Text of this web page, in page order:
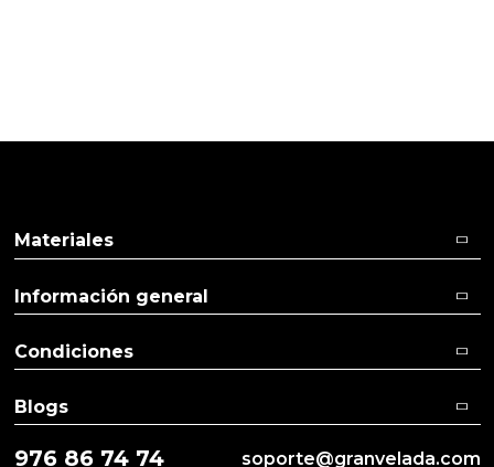
976 86 74 74 soporte@granvelada.com
Materiales
Información general
Condiciones
Blogs